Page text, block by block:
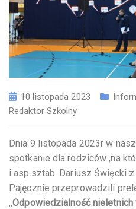
10 listopada 2023
Redaktor Szkolny
Dnia 9 listopada 2023r w
spotkanie dla rodziców ,na
i asp.sztab. Dariusz Święcki
Pajęcznie przeprowadzili
,,Odpowiedzialność